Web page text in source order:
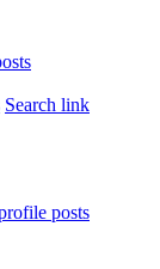
Search link
posts